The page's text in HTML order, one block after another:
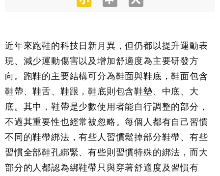
近年來跑鞋的科技日新月異，但仍都以提升運動表
現、減少運動傷害以及增加舒適度為主要研發方
向。跑鞋的主要結構可分為鞋面與鞋底，鞋面包含
鞋帶、鞋舌、鞋跟，鞋底則包含鞋墊、中底、大
底。其中，鞋帶是少數使用者能自行調整的部分，
不過其重要性也經常被忽略。每個人都有自己習慣
不同的鞋帶綁法，有些人習慣鬆掉部分鞋帶、有些
習慣全部鞋孔綁緊、有些則習慣特殊的綁法，而大
部分的人都認為綁鞋帶只與穿著舒適度及習慣有